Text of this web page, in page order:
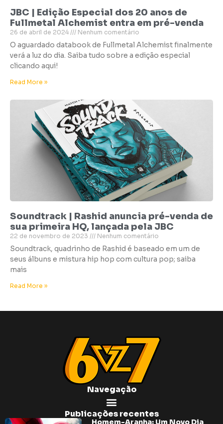
JBC | Edição Especial dos 20 anos de
Fullmetal Alchemist entra em pré-venda
26 de abril de 2024 Nenhum comentário
O aguardado databook de Fullmetal Alchemist finalmente
verá a luz do dia. Saiba tudo sobre a edição especial
clicando aqui!
Read More »
Soundtrack | Rashid anuncia pré-venda de
sua primeira HQ, lançada pela JBC
22 de novembro de 2023 Nenhum comentário
Soundtrack, quadrinho de Rashid é baseado em um de
seus álbuns e mistura hip hop com cultura pop; saiba
mais
Read More »
Navegação
Publicações recentes
Homem-Aranha: Um Novo Dia